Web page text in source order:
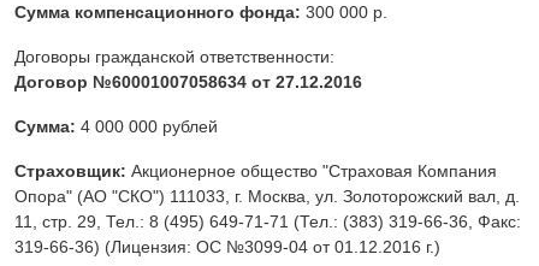
Сумма компенсационного фонда: 300 000 р.
Договоры гражданской ответственности:
Договор №60001007058634 от 27.12.2016
Сумма: 4 000 000 рублей
Страховщик: Акционерное общество "Страховая Компания
Опора" (АО "СКО") 111033, г. Москва, ул. Золоторожский вал, д.
11, стр. 29, Тел.: 8 (495) 649-71-71 (Тел.: (383) 319-66-36, Факс:
319-66-36) (Лицензия: ОС №3099-04 от 01.12.2016 г.)